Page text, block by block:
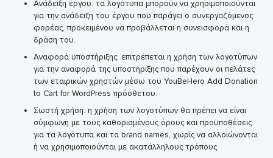
Ανάδειξη έργου: τα λογότυπα μπορούν να χρησιμοποιούνται
για την ανάδειξη του έργου που παράγει ο συνεργαζόμενος
φορέας, προκειμένου να προβάλλεται η συνεισφορά και η
δράση του.
Αναφορά υποστήριξης: επιτρέπεται η χρήση των λογοτύπων
για την αναφορά της υποστήριξης που παρέχουν οι πελάτες
των εταιρικών χρηστών μέσω του YouBeHero Add Donation
to Cart for WordPress πρόσθετου.
Σωστή χρήση: η χρήση των λογοτύπων θα πρέπει να είναι
σύμφωνη με τους καθορισμένους όρους και προϋποθέσεις
για τα λογότυπα και τα brand names, χωρίς να αλλοιώνονται
ή να χρησιμοποιούνται με ακατάλληλους τρόπους.